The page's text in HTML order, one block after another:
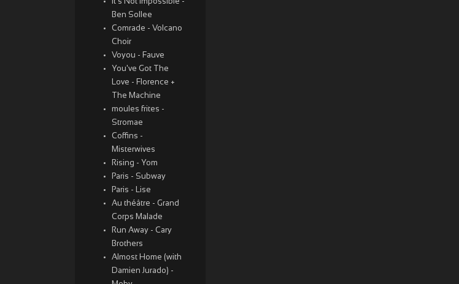
It's Not Impossible -
Ben Sollee
Comrade - Volcano
Choir
Voyou - Fauve
You've Got The
Love - Florence +
The Machine
moules frites -
Stromae
Coffins -
Misterwives
Rising - Yom
Paris - Subway
Paris - Lise
Au théâtre - Grand
Corps Malade
Run Away - Cary
Brothers
Almost Home (with
Damien Jurado) -